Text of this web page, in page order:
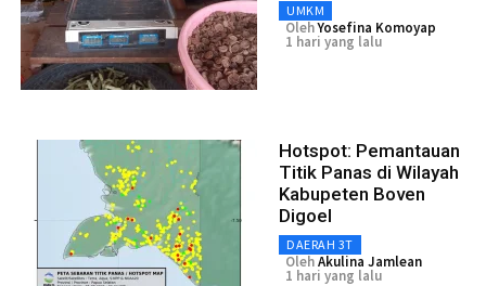
UMKM
OlehYosefina Komoyap
1 hari yang lalu
Hotspot: Pemantauan
Titik Panas di Wilayah
Kabupeten Boven
Digoel
DAERAH 3T
OlehAkulina Jamlean
1 hari yang lalu